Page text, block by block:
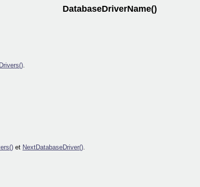
DatabaseDriverName()
.
et NextDatabaseDriver().